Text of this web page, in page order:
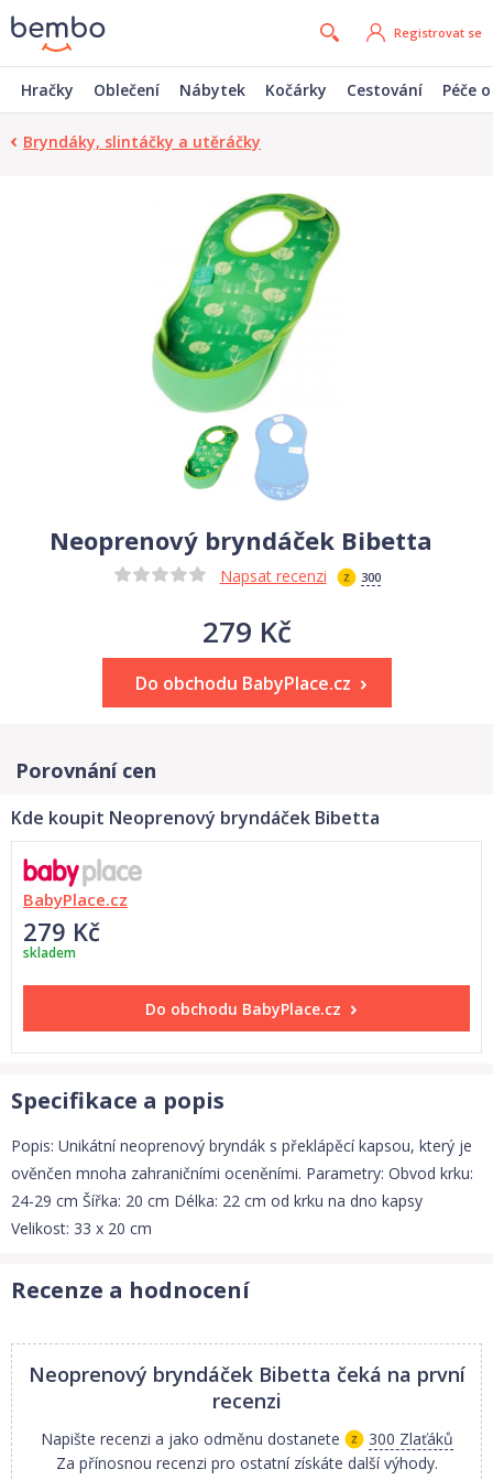
Registrovat se
Hračky Oblečení Nábytek Kočárky Cestování Péče
Bryndáky, slintáčky a utěráčky
Neoprenový bryndáček Bibetta
Napsat recenzi 300
279 Kč
Do obchodu BabyPlace.cz
Porovnání cen
Kde koupit Neoprenový bryndáček Bibetta
BabyPlace.cz
279 Kč
skladem
Do obchodu BabyPlace.cz
Specifikace a popis
Popis: Unikátní neoprenový bryndák s překlápěcí kapsou, který je
ověnčen mnoha zahraničními oceněními. Parametry: Obvod krku:
24-29 cm Šířka: 20 cm Délka: 22 cm od krku na dno kapsy
Velikost: 33 x 20 cm
Recenze a hodnocení
Neoprenový bryndáček Bibetta čeká na první
recenzi
Napište recenzi a jako odměnu dostanete
300 Zlaťáků
Za přínosnou recenzi pro ostatní získáte další výhody.